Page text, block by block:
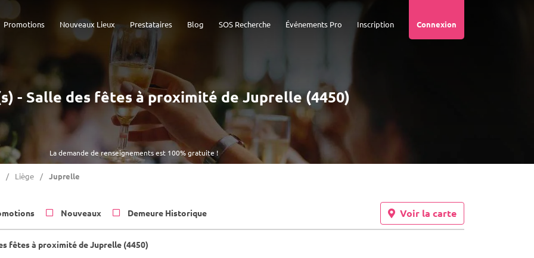
Connexion
Inscription
Événements Pro
SOS Recherche
Blog
Prestataires
Nouveaux Lieux
Promotions
La demande de renseignements est 100% gratuite !
- Salle des fêtes à proximité de Juprelle (4450)
Liège Juprelle
Nouveaux Demeure Historique Voir la carte
fêtes à proximité de Juprelle (4450)